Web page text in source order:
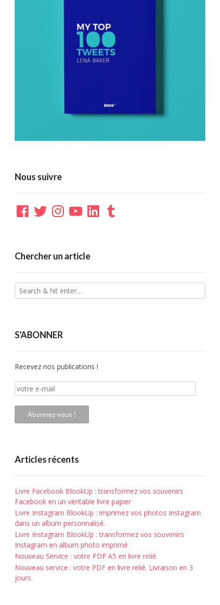
Nous suivre
Facebook
TwitterInstagramYouTubeLinkedInTumblr
Chercher un article
S'ABONNER
Recevez nos publications !
votre
e-
mail
Abonnez-vous !
Articles récents
Livre Facebook BlookUp : transformez vos souvenirs
Facebook en un véritable livre papier
Livre Instagram BlookUp : imprimez vos photos Instagram
dans un album personnalisé.
Livre Instagram BlookUp : transformez vos souvenirs
Instagram en album photo imprimé
Nouveau Service : votre PDF A5 en livre relié.
Nouveau service : votre PDF en livre relié. Livraison en 3
jours.